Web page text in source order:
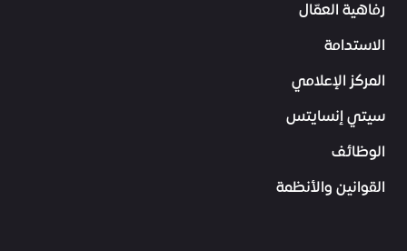
رفاهية العمّال
الاستدامة
المركز الإعلامي
سيتي إنسايتس
الوظائف
القوانين والأنظمة